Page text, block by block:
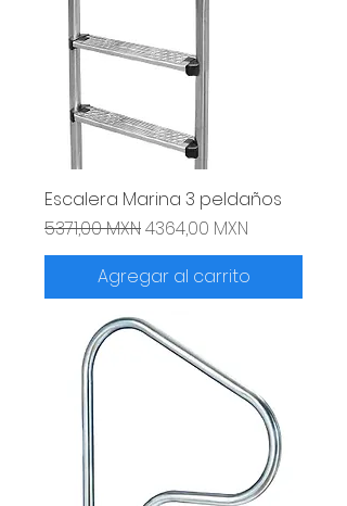
Escalera Marina 3 peldaños
Precio
5371,00 MXNPrecio de oferta
4364,00 MXN
Agregar al carrito